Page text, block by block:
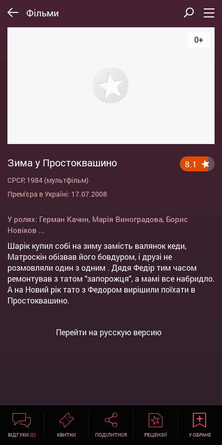
Фільми
0+
Зима у Простоквашино
СРСР, 1984 (мультфільм)
Прем'єра в Україні: 17.07.2008
8.1
У ролях: Герман Качин, Марія Виноградова, Борис
Новіков ...
Шарік купил собі на зиму замість валянок кеди,
Матроскін обізвав його бовдуром, і друзі не
розмовляли один з одним . Дядя Федір тим часом
ремонтував з татом "запорожця", а мамі все набридло.
А на Новий рік тато з Федором вирішили поїхати в
Простоквашино.
Перейти на русскую версию
ВІДГУКИ(0) КВИТКИ ПОДІЛИТИСЯ РЕЦЕНЗІЇ У ОБРАНЕ